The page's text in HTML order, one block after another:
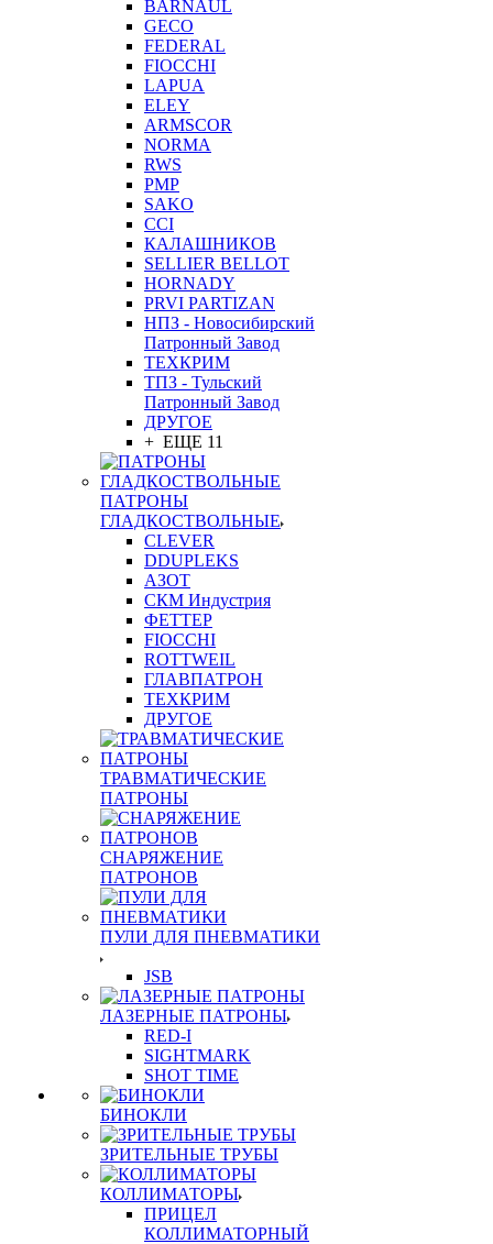
BARNAUL
GEСO
FEDERAL
FIOCCHI
LAPUA
ELEY
ARMSCOR
NORMA
RWS
PMP
SAKO
CCI
КАЛАШНИКОВ
SELLIER BELLOT
HORNADY
PRVI PARTIZAN
НПЗ - Новосибирский
Патронный Завод
ТЕХКРИМ
ТПЗ - Тульский
Патронный Завод
ДРУГОЕ
+ ЕЩЕ 11
ПАТРОНЫ
ГЛАДКОСТВОЛЬНЫЕ
CLEVER
DDUPLEKS
АЗОТ
СКМ Индустрия
ФЕТТЕР
FIOCCHI
ROTTWEIL
ГЛАВПАТРОН
ТЕХКРИМ
ДРУГОЕ
ТРАВМАТИЧЕСКИЕ
ПАТРОНЫ
СНАРЯЖЕНИЕ
ПАТРОНОВ
ПУЛИ ДЛЯ ПНЕВМАТИКИ
JSB
ЛАЗЕРНЫЕ ПАТРОНЫ
RED-I
SIGHTMARK
SHOT TIME
БИНОКЛИ
ЗРИТЕЛЬНЫЕ ТРУБЫ
КОЛЛИМАТОРЫ
ПРИЦЕЛ
КОЛЛИМАТОРНЫЙ